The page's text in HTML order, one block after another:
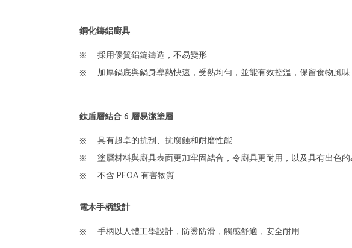
鋼化鑄鋁廚具
採用優質鋁錠鑄造，不易變形
加厚鍋底與鍋身導熱快速，受熱均勻，並能有效控溫，保留食物風味
鈦盾層結合 6 層易潔塗層
具有超卓的抗刮、抗腐蝕和耐磨性能
塗層材料與廚具表面更加牢固結合，令廚具更耐用，以及具有出色
不含 PFOA 有害物質
電木手柄設計
手柄以人體工學設計，防燙防滑，觸感舒適，安全耐用